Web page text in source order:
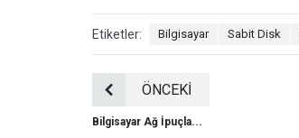
Etiketler: Bilgisayar Sabit Disk
ÖNCEKİ
Bilgisayar Ağ İpuçla...